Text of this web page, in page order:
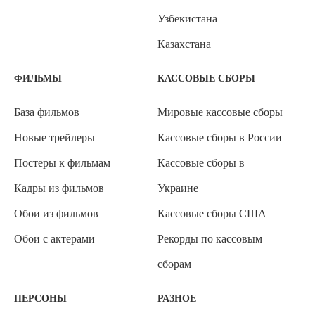
Узбекистана
Казахстана
ФИЛЬМЫ
База фильмов
Новые трейлеры
Постеры к фильмам
Кадры из фильмов
Обои из фильмов
Обои с актерами
КАССОВЫЕ СБОРЫ
Мировые кассовые сборы
Кассовые сборы в России
Кассовые сборы в
Украине
Кассовые сборы США
Рекорды по кассовым
сборам
ПЕРСОНЫ РАЗНОЕ